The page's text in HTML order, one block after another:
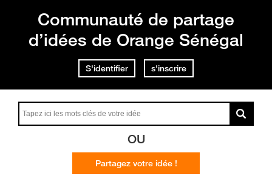
Communauté de partage
d’idées de Orange Sénégal
S'identifier s'inscrire
OU
Partagez votre idée !